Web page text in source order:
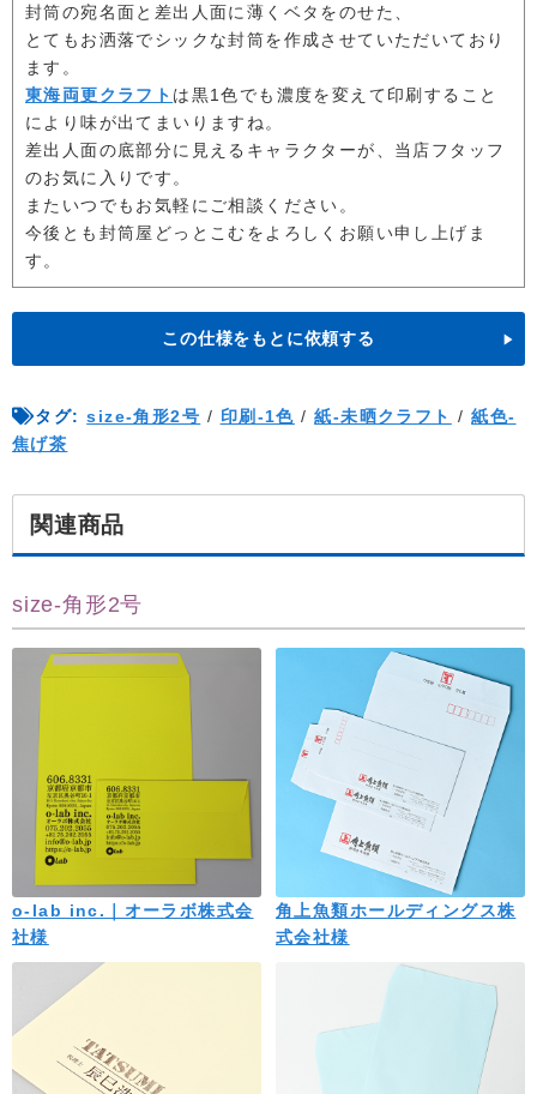
封筒の宛名面と差出人面に薄くベタをのせた、
とてもお洒落でシックな封筒を作成させていただいており
ます。
東海両更クラフト は黒1色でも濃度を変えて印刷すること
により味が出てまいりますね。
差出人面の底部分に見えるキャラクターが、当店フタッフ
のお気に入りです。
またいつでもお気軽にご相談ください。
今後とも封筒屋どっとこむをよろしくお願い申し上げま
す。
この仕様をもとに依頼する
タグ:size-角形2号 / 印刷-1色 /紙-未晒クラフト /紙色-
焦げ茶
関連商品
size-角形2号
o-lab inc.｜オーラボ株式会
社様
角上魚類ホールディングス株
式会社様